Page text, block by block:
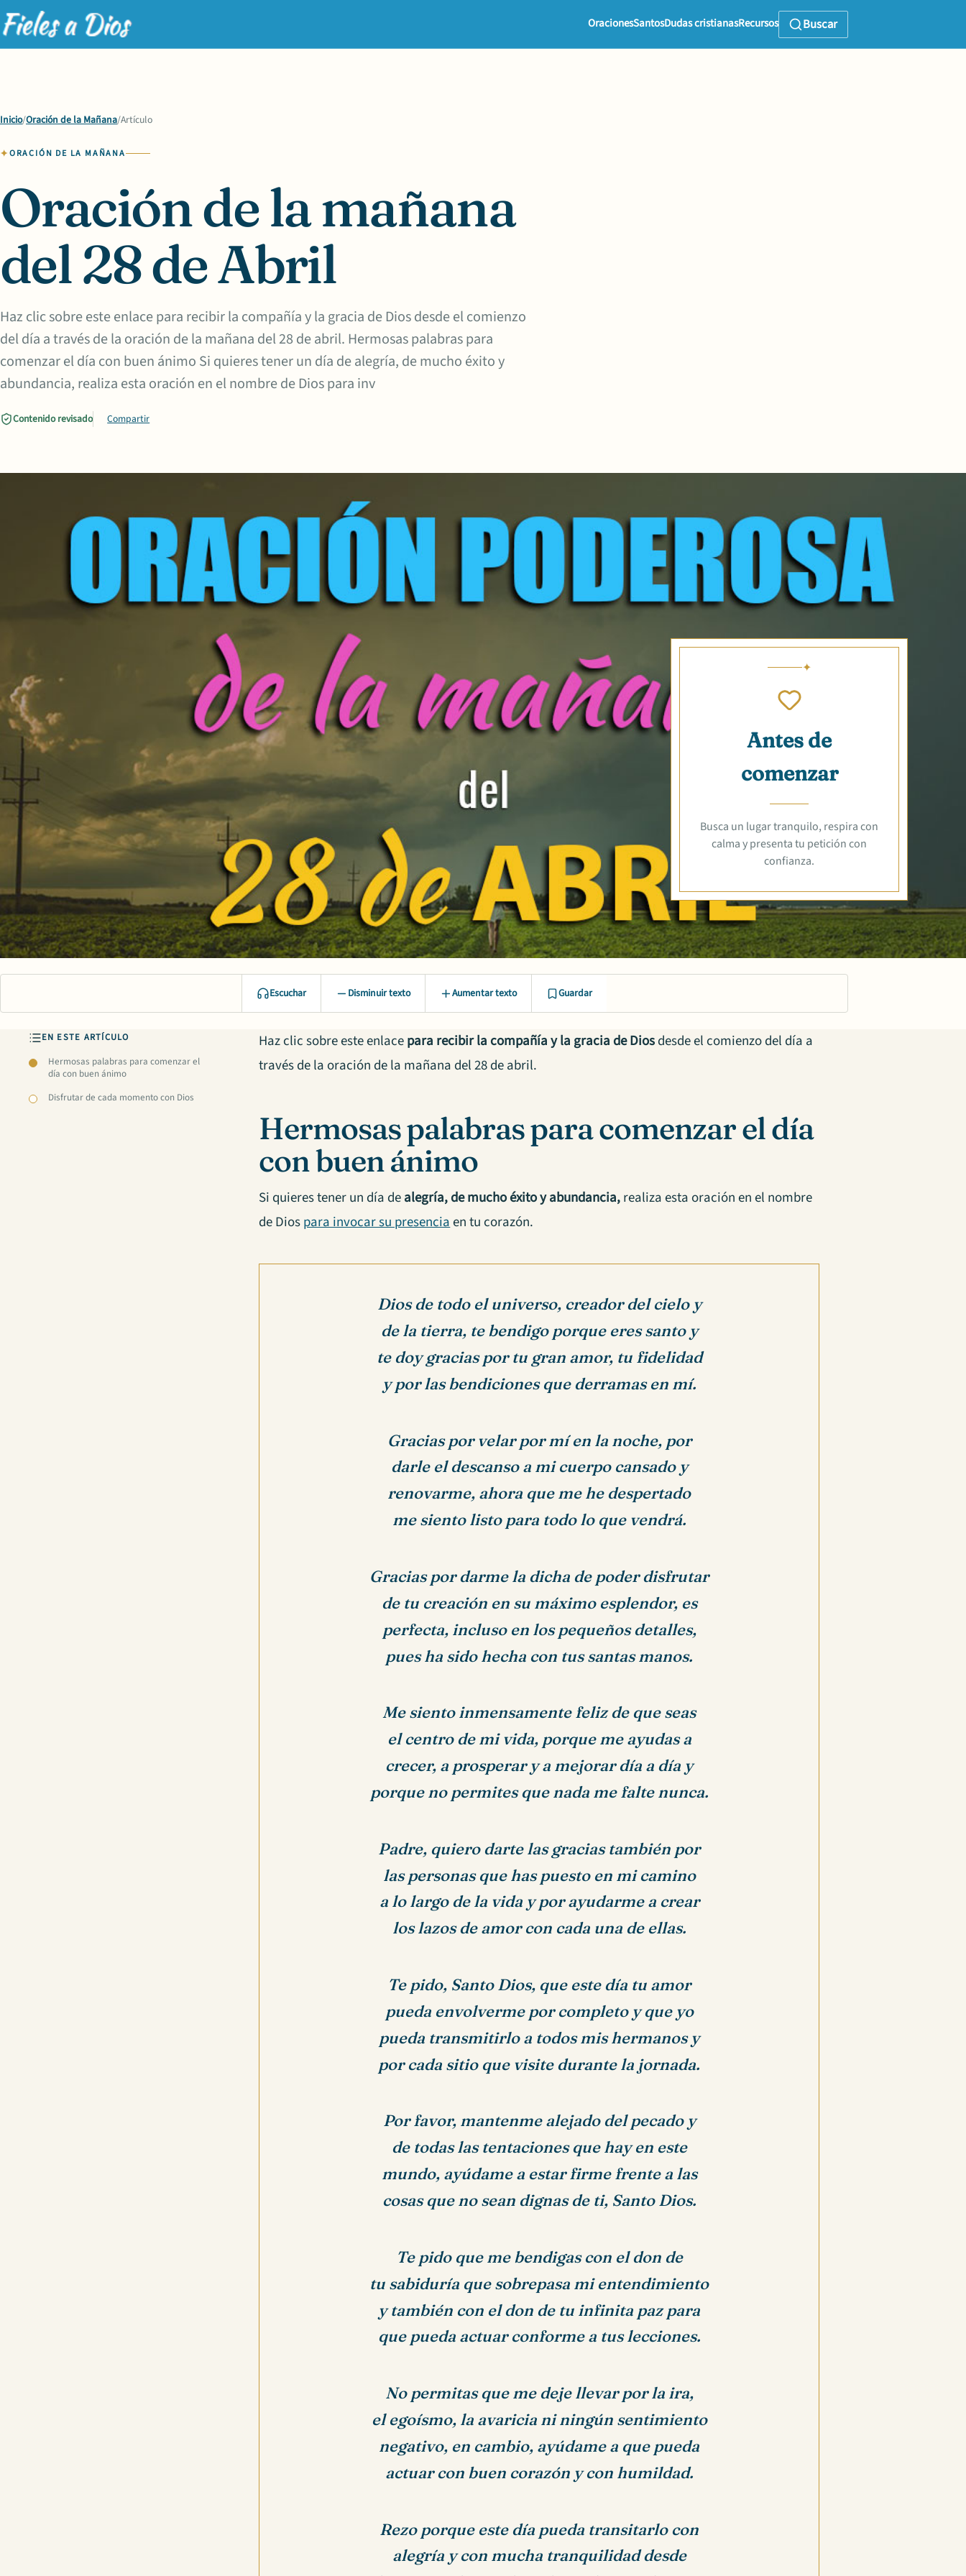
OracionesSantosDudas cristianasRecursos Buscar
Inicio/Oración de la Mañana/Artículo
ORACIÓN DE LA MAÑANA
Oración de la mañana
del 28 de Abril
Haz clic sobre este enlace para recibir la compañía y la gracia de Dios desde el comienzo
del día a través de la oración de la mañana del 28 de abril. Hermosas palabras para
comenzar el día con buen ánimo Si quieres tener un día de alegría, de mucho éxito y
abundancia, realiza esta oración en el nombre de Dios para inv
Contenido revisado Compartir
Antes de
comenzar
Busca un lugar tranquilo, respira con
calma y presenta tu petición con
confianza.
Escuchar Disminuir texto Aumentar texto Guardar
EN ESTE ARTÍCULO
Hermosas palabras para comenzar el
día con buen ánimo
Disfrutar de cada momento con Dios
Haz clic sobre este enlacepara recibir la compañía y la gracia de Diosdesde el comienzo del día a
través de la oración de la mañana del 28 de abril.
Hermosas palabras para comenzar el día
con buen ánimo
Si quieres tener un día dealegría, de mucho éxito y abundancia,realiza esta oración en el nombre
de Diospara invocar su presenciaen tu corazón.
Dios de todo el universo, creador del cielo y
de la tierra, te bendigo porque eres santo y
te doy gracias por tu gran amor, tu fidelidad
y por las bendiciones que derramas en mí.
Gracias por velar por mí en la noche, por
darle el descanso a mi cuerpo cansado y
renovarme, ahora que me he despertado
me siento listo para todo lo que vendrá.
Gracias por darme la dicha de poder disfrutar
de tu creación en su máximo esplendor, es
perfecta, incluso en los pequeños detalles,
pues ha sido hecha con tus santas manos.
Me siento inmensamente feliz de que seas
el centro de mi vida, porque me ayudas a
crecer, a prosperar y a mejorar día a día y
porque no permites que nada me falte nunca.
Padre, quiero darte las gracias también por
las personas que has puesto en mi camino
a lo largo de la vida y por ayudarme a crear
los lazos de amor con cada una de ellas.
Te pido, Santo Dios, que este día tu amor
pueda envolverme por completo y que yo
pueda transmitirlo a todos mis hermanos y
por cada sitio que visite durante la jornada.
Por favor, mantenme alejado del pecado y
de todas las tentaciones que hay en este
mundo, ayúdame a estar firme frente a las
cosas que no sean dignas de ti, Santo Dios.
Te pido que me bendigas con el don de
tu sabiduría que sobrepasa mi entendimiento
y también con el don de tu infinita paz para
que pueda actuar conforme a tus lecciones.
No permitas que me deje llevar por la ira,
el egoísmo, la avaricia ni ningún sentimiento
negativo, en cambio, ayúdame a que pueda
actuar con buen corazón y con humildad.
Rezo porque este día pueda transitarlo con
alegría y con mucha tranquilidad desde